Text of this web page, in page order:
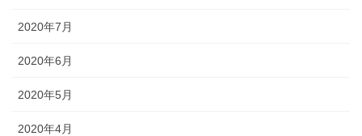
2020年7月
2020年6月
2020年5月
2020年4月